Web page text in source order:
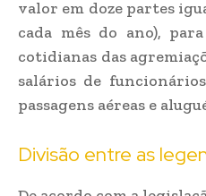
valor em doze partes
cada mês do ano),
cotidianas das
salários de
passagens aéreas e
Divisão entre as